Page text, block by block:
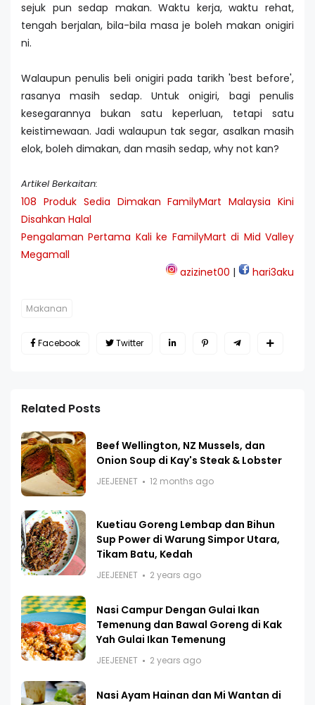
sejuk pun sedap makan. Waktu kerja, waktu rehat,
tengah berjalan, bila-bila masa je boleh makan onigiri
ni.
Walaupun penulis beli onigiri pada tarikh 'best before',
rasanya masih sedap. Untuk onigiri, bagi penulis
kesegarannya bukan satu keperluan, tetapi satu
keistimewaan. Jadi walaupun tak segar, asalkan masih
elok, boleh dimakan, dan masih sedap, why not kan?
Artikel Berkaitan:
108 Produk Sedia Dimakan FamilyMart Malaysia Kini
Disahkan Halal
Pengalaman Pertama Kali ke FamilyMart di Mid Valley
Megamall
azizinet00 | hari3aku
Makanan
Facebook Twitter
Related Posts
Beef Wellington, NZ Mussels, dan
Onion Soup di Kay's Steak & Lobster
JEEJEENET 12 months ago
Kuetiau Goreng Lembap dan Bihun
Sup Power di Warung Simpor Utara,
Tikam Batu, Kedah
JEEJEENET 2 years ago
Nasi Campur Dengan Gulai Ikan
Temenung dan Bawal Goreng di Kak
Yah Gulai Ikan Temenung
JEEJEENET 2 years ago
Nasi Ayam Hainan dan Mi Wantan di